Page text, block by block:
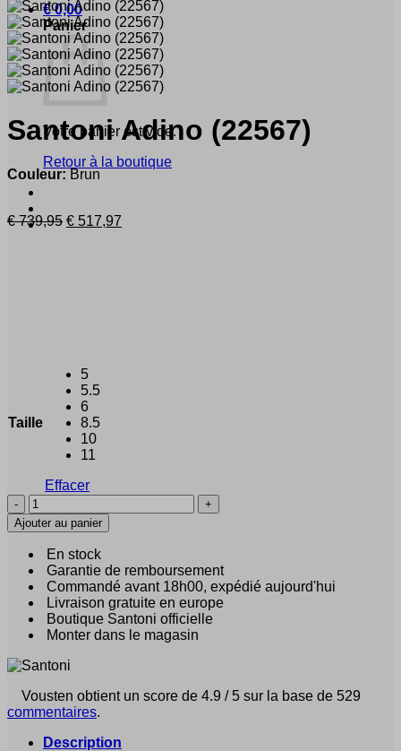
€0,00
Panier
Votre panier est vide.
Retour à la boutique
SantoniAdino (22567)
Couleur: Brun
€739,95 Le
€ 517,97
Taille
5
5.5
6
8.5
10
11
Effacer
quantité
de
Santoni
Adino
(22567)
Ajouter au panier
En stock
Garantie de remboursement
Commandé avant 18h00, expédié aujourd'hui
Livraison gratuite en europe
Boutique Santoni officielle
Monter dans le magasin
Vousten obtient un score de 4.9 / 5 sur la base de 529
commentaires.
Description